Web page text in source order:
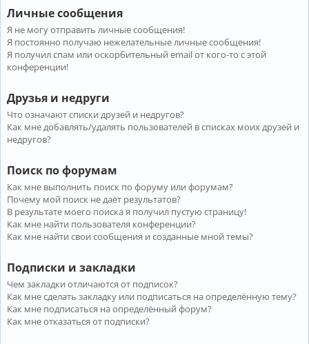
Личные сообщения
Я не могу отправить личные сообщения!
Я постоянно получаю нежелательные личные сообщения!
Я получил спам или оскорбительный email от кого-то с этой
конференции!
Друзья и недруги
Что означают списки друзей и недругов?
Как мне добавлять/удалять пользователей в списках моих друзей и
недругов?
Поиск по форумам
Как мне выполнить поиск по форуму или форумам?
Почему мой поиск не даёт результатов?
В результате моего поиска я получил пустую страницу!
Как мне найти пользователя конференции?
Как мне найти свои сообщения и созданные мной темы?
Подписки и закладки
Чем закладки отличаются от подписок?
Как мне сделать закладку или подписаться на определённую тему?
Как мне подписаться на определённый форум?
Как мне отказаться от подписки?